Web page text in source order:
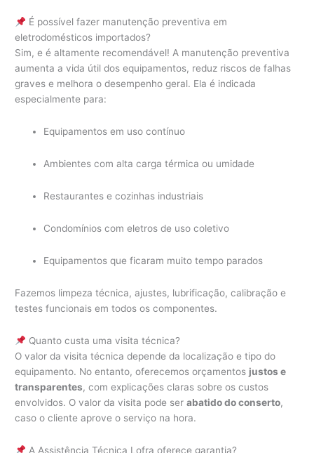
É possível fazer manutenção preventiva em
eletrodomésticos importados?
Sim, e é altamente recomendável! A manutenção preventiva
aumenta a vida útil dos equipamentos, reduz riscos de falhas
graves e melhora o desempenho geral. Ela é indicada
especialmente para:
Equipamentos em uso contínuo
Ambientes com alta carga térmica ou umidade
Restaurantes e cozinhas industriais
Condomínios com eletros de uso coletivo
Equipamentos que ficaram muito tempo parados
Fazemos limpeza técnica, ajustes, lubrificação, calibração e
testes funcionais em todos os componentes.
Quanto custa uma visita técnica?
O valor da visita técnica depende da localização e tipo do
equipamento. No entanto, oferecemos orçamentos justos e
transparentes, com explicações claras sobre os custos
envolvidos. O valor da visita pode serabatido do conserto,
caso o cliente aprove o serviço na hora.
A Assistência Técnica Lofra oferece garantia?